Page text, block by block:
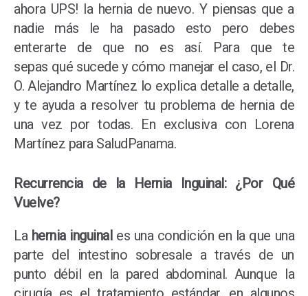
ahora UPS! la hernia de nuevo. Y piensas que a
nadie más le ha pasado esto pero debes
enterarte de que no es así. Para que te
sepas qué sucede y cómo manejar el caso, el Dr.
O. Alejandro Martínez lo explica detalle a detalle,
y te ayuda a resolver tu problema de hernia de
una vez por todas. En exclusiva con Lorena
Martínez para SaludPanama.
Recurrencia de la Hernia Inguinal: ¿Por Qué
Vuelve?
La hernia inguinal es una condición en la que una
parte del intestino sobresale a través de un
punto débil en la pared abdominal. Aunque la